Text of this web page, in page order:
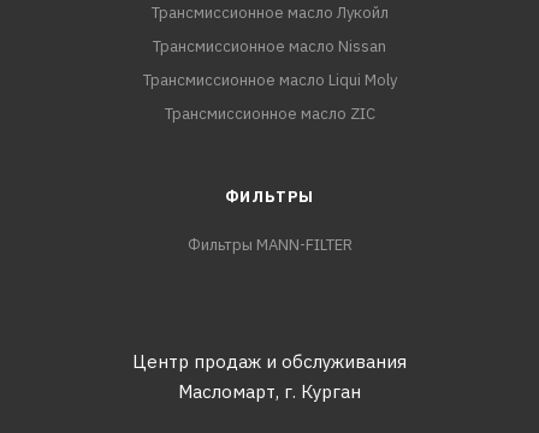
Трансмиссионное масло Лукойл
Трансмиссионное масло Nissan
Трансмиссионное масло Liqui Moly
Трансмиссионное масло ZIC
ФИЛЬТРЫ
Фильтры MANN-FILTER
Центр продаж и обслуживания
Масломарт, г. Курган